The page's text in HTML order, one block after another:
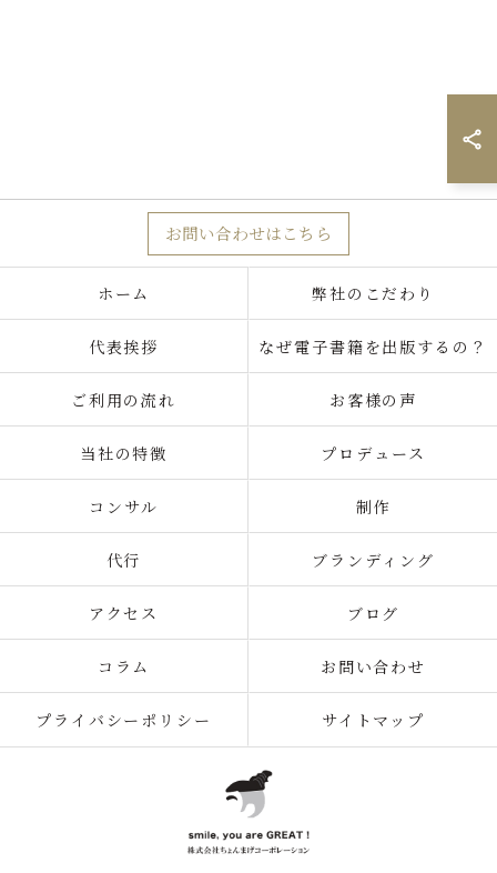
お問い合わせはこちら
ホーム 弊社のこだわり
代表挨拶 なぜ電子書籍を出版するの？
ご利用の流れ お客様の声
当社の特徴 プロデュース
コンサル 制作
代行 ブランディング
アクセス ブログ
コラム お問い合わせ
プライバシーポリシー サイトマップ